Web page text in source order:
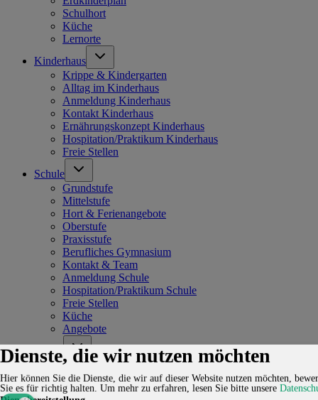
Schulhort
Küche
Lernorte
Kinderhaus
Krippe & Kindergarten
Alltag im Kinderhaus
Anmeldung Kinderhaus
Kontakt Kinderhaus
Ernährungskonzept Kinderhaus
Hospitation/Praktikum Kinderhaus
Freie Stellen
Schule
Grundstufe
Mittelstufe
Hort & Ferienangebote
Oberstufe
Praxisstufe
Berufliches Gymnasium
Kontakt & Team
Anmeldung Schule
Hospitation/Praktikum Schule
Freie Stellen
Küche
Angebote
Verein
Kontakt
Karriere
Fördern
Dienste, die wir nutzen möchten
Hier können Sie die Dienste, die wir auf dieser Website nutzen möchten,
Sie es für richtig halten. Um mehr zu erfahren, lesen Sie bitte unsere